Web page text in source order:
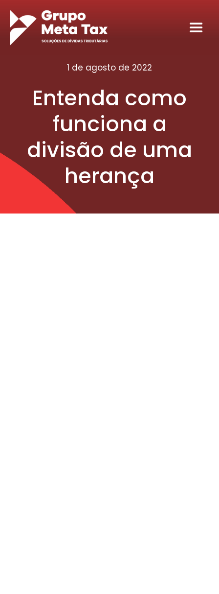
para
Sobre
Seja nosso sócio tributário
Conteúdos
1 de agosto de 2022
Entenda como
funciona a
divisão de uma
herança